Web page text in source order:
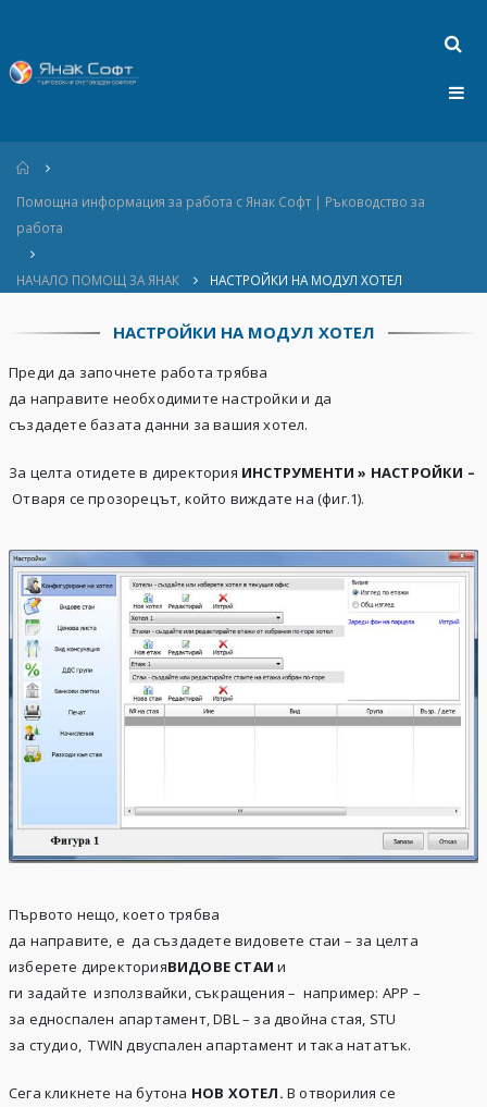
Home
Помощна информация за работа с Янак Софт | Ръководство за
работа
НАЧАЛО ПОМОЩ ЗА ЯНАК НАСТРОЙКИ НА МОДУЛ ХОТЕЛ
НАСТРОЙКИ НА МОДУЛ ХОТЕЛ
Преди да започнете работа трябва
да направите необходимите настройки и да
създадете базата данни за вашия хотел.
За целта отидете в директория ИНСТРУМЕНТИ » НАСТРОЙКИ –
Отваря се прозорецът, който виждате на (фиг.1).
Първото нещо, което трябва
да направите, е да създадете видовете стаи – за целта
изберете директорияВИДОВЕ СТАИ и
ги задайте използвайки, съкращения – например: АPP –
за едноспален апартамент, DBL – за двойна стая, STU
за студио, TWIN двуспален апартамент и така нататък.
Сега кликнете на бутона НОВ ХОТЕЛ.В отворилия се